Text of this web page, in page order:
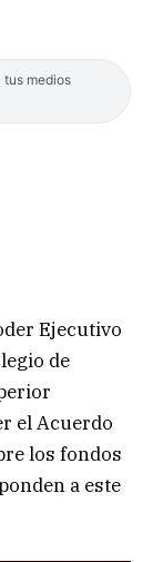
tus medios
Ejecutivo
de
el Acuerdo
los fondos
a este